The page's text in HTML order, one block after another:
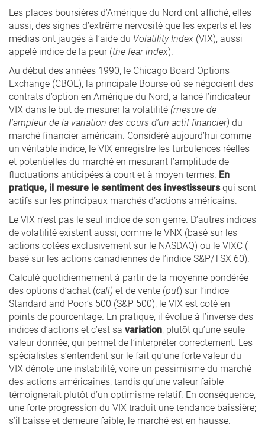
Les places boursières d’Amérique du Nord ont affiché, elles
aussi, des signes d’extrême nervosité que les experts et les
médias ont jaugés à l’aide du Volatility Index (VIX), aussi
appelé indice de la peur (the fear index).
Au début des années 1990, le Chicago Board Options
Exchange (CBOE), la principale Bourse où se négocient des
contrats d’option en Amérique du Nord, a lancé l’indicateur
VIX dans le but de mesurer la volatilité (mesure de
l’ampleur de la variation des cours d’un actif financier) du
marché financier américain. Considéré aujourd’hui comme
un véritable indice, le VIX enregistre les turbulences réelles
et potentielles du marché en mesurant l’amplitude de
fluctuations anticipées à court et à moyen termes. En
pratique, il mesure le sentiment des investisseursqui sont
actifs sur les principaux marchés d’actions américains.
Le VIX n’est pas le seul indice de son genre. D’autres indices
de volatilité existent aussi, comme le VNX (basé sur les
actions cotées exclusivement sur le NASDAQ) ou le VIXC (
basé sur les actions canadiennes de l’indice S&P/TSX 60).
Calculé quotidiennement à partir de la moyenne pondérée
des options d’achat (call) et de vente (put) sur l’indice
Standard and Poor’s 500 (S&P 500), le VIX est coté en
points de pourcentage. En pratique, il évolue à l’inverse des
indices d’actions et c’est sa variation, plutôt qu’une seule
valeur donnée, qui permet de l’interpréter correctement. Les
spécialistes s’entendent sur le fait qu’une forte valeur du
VIX dénote une instabilité, voire un pessimisme du marché
des actions américaines, tandis qu’une valeur faible
témoignerait plutôt d’un optimisme relatif. En conséquence,
une forte progression du VIX traduit une tendance baissière;
s’il baisse et demeure faible, le marché est en hausse.